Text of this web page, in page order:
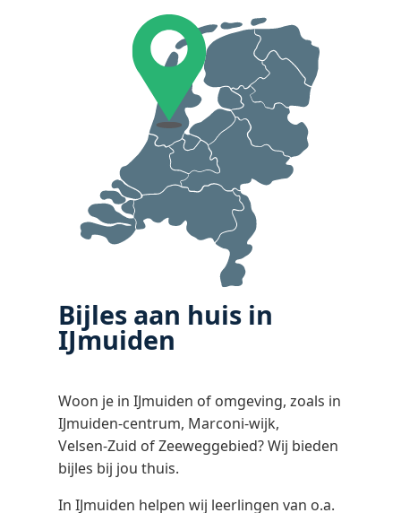
Bijles aan huis in
IJmuiden
Woon je in IJmuiden of omgeving, zoals in
IJmuiden‑centrum, Marconi‑wijk,
Velsen‑Zuid of Zeeweggebied? Wij bieden
bijles bij jou thuis.
In IJmuiden helpen wij leerlingen van o.a.